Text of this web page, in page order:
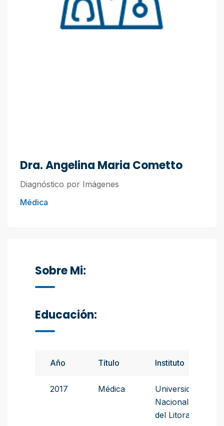
Dra. Angelina Maria Cometto
Diagnóstico por Imágenes
Médica
Sobre Mi:
Educación:
Año Título Instituto
2017 Médica
Universidad
Nacional
del Litoral